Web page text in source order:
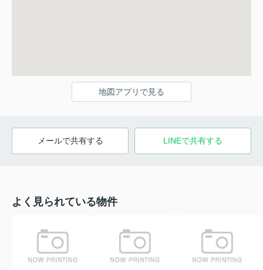
地図アプリで見る
メールで共有する LINEで共有する
よく見られている物件